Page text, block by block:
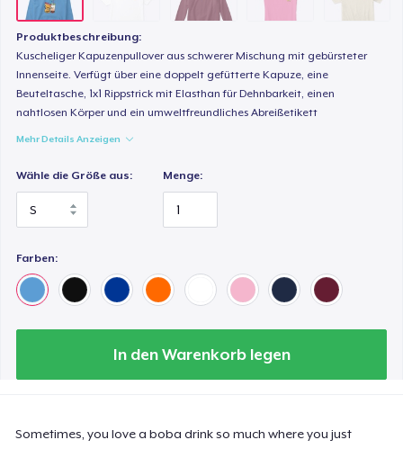
Produktbeschreibung:
Kuscheliger Kapuzenpullover aus schwerer Mischung mit gebürsteter
Innenseite. Verfügt über eine doppelt gefütterte Kapuze, eine
Beuteltasche, 1x1 Rippstrick mit Elasthan für Dehnbarkeit, einen
nahtlosen Körper und ein umweltfreundliches Abreißetikett
Mehr Details Anzeigen
Wähle die Größe aus: Menge:
Farben:
In den Warenkorb legen
Sometimes, you love a boba drink so much where you just